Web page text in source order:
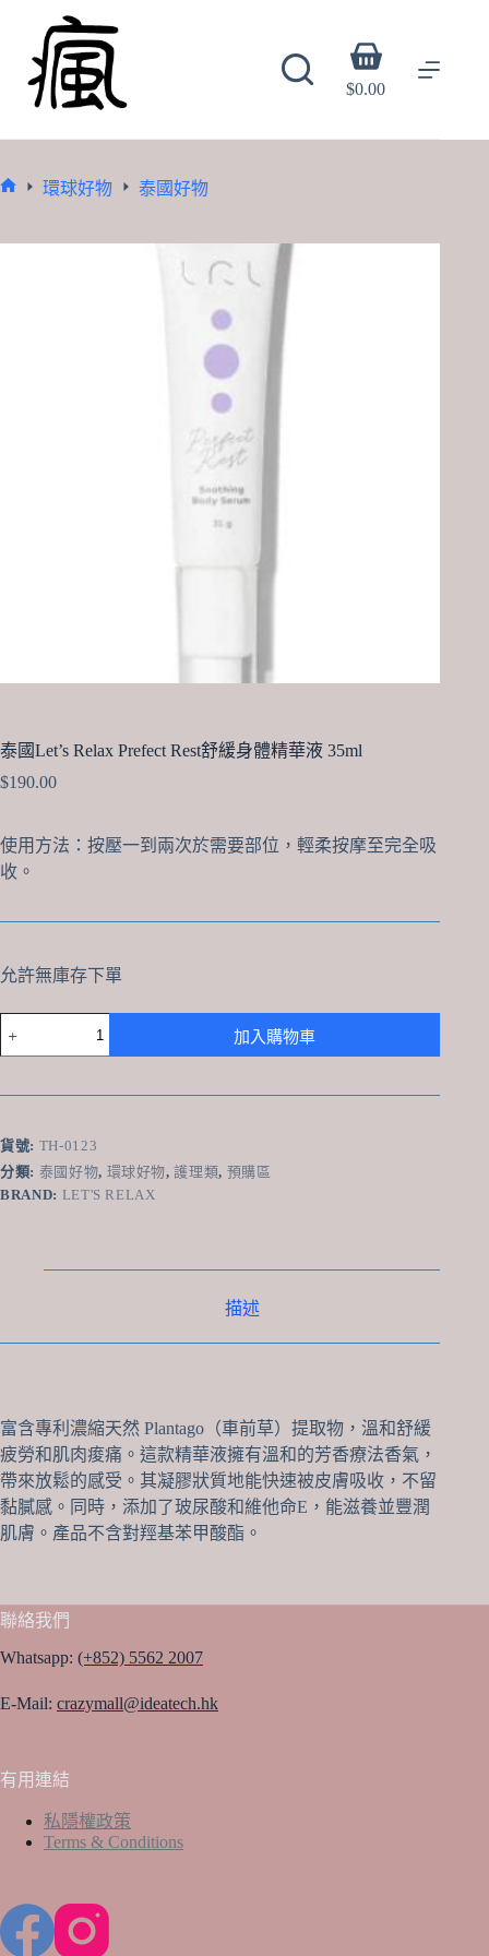
content
Shopping
cart
$0.00
環球好物 泰國好物
泰國Let’s Relax Prefect Rest舒緩身體精華液 35ml
$190.00
使用方法：按壓一到兩次於需要部位，輕柔按摩至完全吸
收。
允許無庫存下單
舒
緩
身
量
加入購物車
貨號: TH-0123
分類: 泰國好物, 環球好物,護理類, 預購區
BRAND: LET'S RELAX
描述
富含專利濃縮天然 Plantago（車前草）提取物，溫和舒緩
疲勞和肌肉痠痛。這款精華液擁有溫和的芳香療法香氣，
帶來放鬆的感受。其凝膠狀質地能快速被皮膚吸收，不留
黏膩感。同時，添加了玻尿酸和維他命E，能滋養並豐潤
肌膚。產品不含對羥基苯甲酸酯。
聯絡我們
Whatsapp: (+852) 5562 2007
E-Mail: crazymall@ideatech.hk
有用連結
私隱權政策
Terms & Conditions